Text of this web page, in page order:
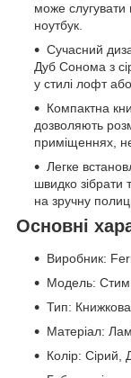
може
ноутбук.
Сучасний
Дуб Сонома з
у стилі лофт
Компактна
дозволяють
приміщеннях,
Легке
швидко зібрати
на зручну
Основні
Виробник:
Модель:
Тип:
Матеріал:
Колір: